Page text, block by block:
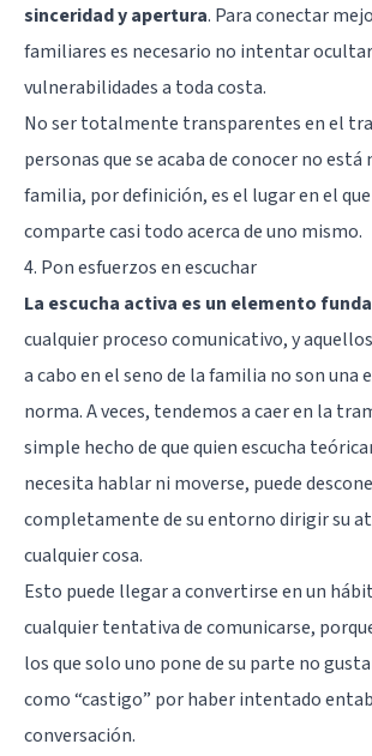
sinceridad y apertura. Para conectar
familiares es necesario no intentar
vulnerabilidades a toda costa.
No ser totalmente transparentes en el
personas que se acaba de conocer no
familia, por definición, es el lugar en el
comparte casi todo acerca de uno mismo.
4. Pon esfuerzos en escuchar
La escucha activa es un elemento
cualquier proceso comunicativo, y
a cabo en el seno de la familia no son una
norma. A veces, tendemos a caer en la
simple hecho de que quien escucha
necesita hablar ni moverse, puede
completamente de su entorno dirigir su
cualquier cosa.
Esto puede llegar a convertirse en un
cualquier tentativa de comunicarse,
los que solo uno pone de su parte no
como “castigo” por haber intentado
conversación.